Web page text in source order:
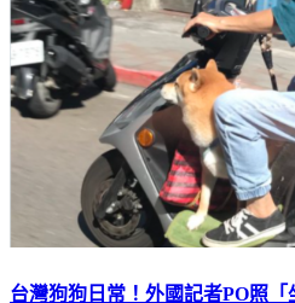
台灣狗狗日常！外國記者PO照